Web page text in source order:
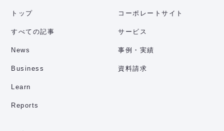
トップ
すべての記事
News
Business
Learn
Reports
コーポレートサイト
サービス
事例・実績
資料請求